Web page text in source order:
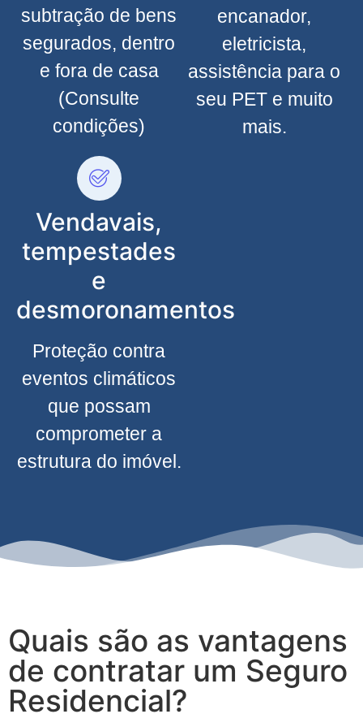
subtração de bens
segurados, dentro
e fora de casa
(Consulte
condições)
Vendavais,
tempestades
e
desmoronamentos
Proteção contra
eventos climáticos
que possam
comprometer a
estrutura do imóvel.
encanador,
eletricista,
assistência para o
seu PET e muito
mais.
Quais são as vantagens
de contratar um Seguro
Residencial?